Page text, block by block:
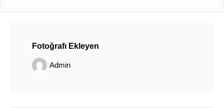
Fotoğrafı Ekleyen
Admin